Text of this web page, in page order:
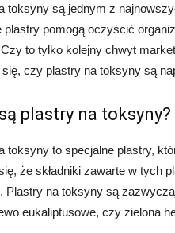
toksyny są jednym z
plastry pomogą oczyścić
Czy to tylko kolejny chwyt
czy plastry na toksyny są
plastry na toksyny?
toksyny to specjalne plastry,
że składniki zawarte w tych
Plastry na toksyny są
eukaliptusowe, czy zielona